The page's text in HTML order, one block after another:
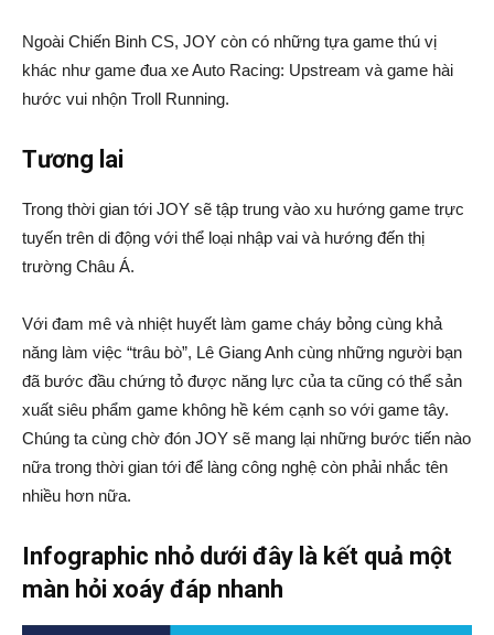
Ngoài Chiến Binh CS, JOY còn có những tựa game thú vị
khác như game đua xe Auto Racing: Upstream và game hài
hước vui nhộn Troll Running.
Tương lai
Trong thời gian tới JOY sẽ tập trung vào xu hướng game trực
tuyến trên di động với thể loại nhập vai và hướng đến thị
trường Châu Á.
Với đam mê và nhiệt huyết làm game cháy bỏng cùng khả
năng làm việc “trâu bò”, Lê Giang Anh cùng những người bạn
đã bước đầu chứng tỏ được năng lực của ta cũng có thể sản
xuất siêu phẩm game không hề kém cạnh so với game tây.
Chúng ta cùng chờ đón JOY sẽ mang lại những bước tiến nào
nữa trong thời gian tới để làng công nghệ còn phải nhắc tên
nhiều hơn nữa.
Infographic nhỏ dưới đây là kết quả một
màn hỏi xoáy đáp nhanh